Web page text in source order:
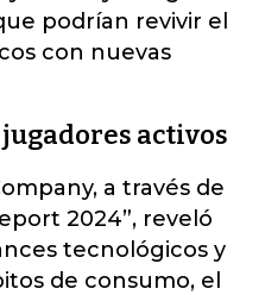
podrían revivir el
con nuevas
jugadores activos
a través de
2024”, reveló
tecnológicos y
de consumo, el